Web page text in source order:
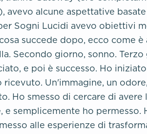
avevo alcune aspettative
Sogni Lucidi avevo obiettivi
succede dopo, ecco come è
Secondo giorno, sonno.
e poi è successo. Ho
ricevuto. Un'immagine, un
Ho smesso di cercare di
e semplicemente ho
alle esperienze di